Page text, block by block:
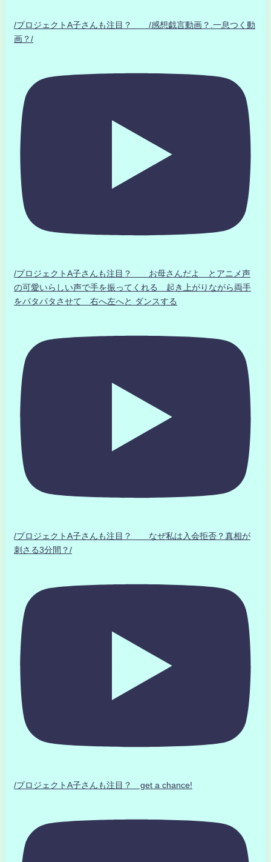
/プロジェクトA子さんも注目？ /感想戯言動画？.一息つく動
画？/
/プロジェクトA子さんも注目？ お母さんだよ とアニメ声
の可愛いらしい声で手を振ってくれる 起き上がりながら両手
をパタパタさせて 右へ左へと ダンスする
/プロジェクトA子さんも注目？ なぜ私は入会拒否？真相が
刺さる3分間？/
/プロジェクトA子さんも注目？ get a chance!